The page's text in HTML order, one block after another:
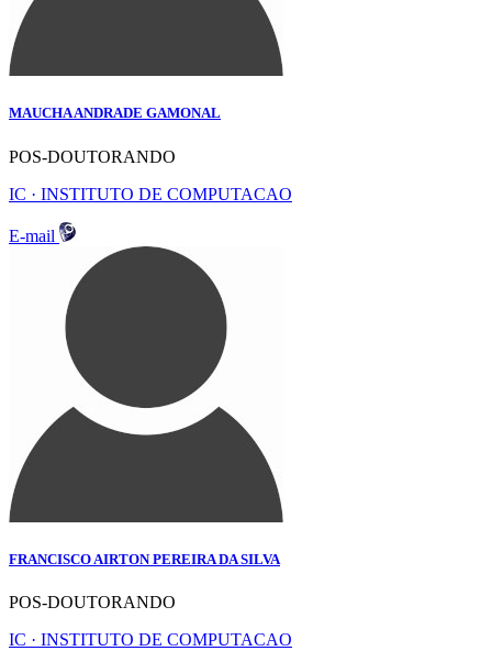
MAUCHA ANDRADE GAMONAL
POS-DOUTORANDO
IC · INSTITUTO DE COMPUTACAO
E-mail
FRANCISCO AIRTON PEREIRA DA SILVA
POS-DOUTORANDO
IC · INSTITUTO DE COMPUTACAO